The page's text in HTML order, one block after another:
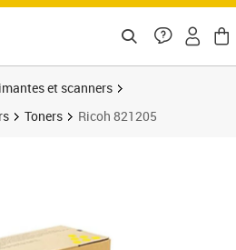
et scanners
Toners Ricoh 821205